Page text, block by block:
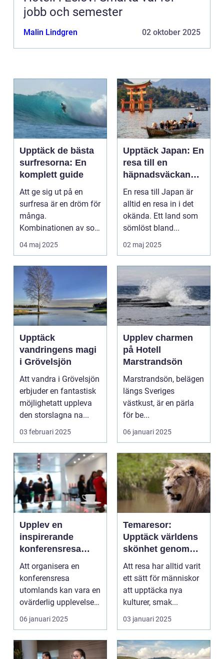
jobb och semester
Malin Lindgren 02 oktober 2025
Upptäck de bästa
surfresorna: En
komplett guide
Att ge sig ut på en
surfresa är en dröm för
många.
Kombinationen av sol,
...
04 maj 2025
Upptäck Japan: En
resa till en
häpnadsväckande
kultur och natur
En resa till Japan är
alltid en resa in i det
okända. Ett land som
sömlöst bland...
02 maj 2025
Upptäck
vandringens magi
i Grövelsjön
Att vandra i Grövelsjön
erbjuder en fantastisk
möjlighetatt uppleva
den storslagna na...
03 februari 2025
Upplev charmen
på Hotell
Marstrandsön
Marstrandsön, belägen
längs Sveriges
västkust, är en pärla
för be...
06 januari 2025
Upplev en
inspirerande
konferensresa
utomlands
Att organisera en
konferensresa
utomlands kan vara en
ovärderlig upplevelse
för föret...
06 januari 2025
Temaresor:
Upptäck världens
skönhet genom
specialiserade
resor
Att resa har alltid varit
ett sätt för människor
att upptäcka nya
kulturer, smak...
03 januari 2025